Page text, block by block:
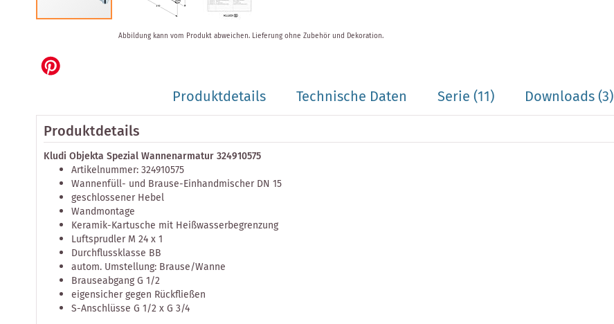
der
Bildergalerie
Abbildung kann vom Produkt abweichen. Lieferung ohne Zubehör und Dekoration.
Produktdetails Technische Daten Serie(11) Downloads (3)
Produktdetails
Kludi Objekta Spezial Wannenarmatur 324910575
Artikelnummer: 324910575
Wannenfüll- und Brause-Einhandmischer DN 15
geschlossener Hebel
Wandmontage
Keramik-Kartusche mit Heißwasserbegrenzung
Luftsprudler M 24 x 1
Durchflussklasse BB
autom. Umstellung: Brause/Wanne
Brauseabgang G 1/2
eigensicher gegen Rückfließen
S-Anschlüsse G 1/2 x G 3/4